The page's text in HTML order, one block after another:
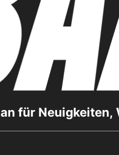
für Neuigkeiten,